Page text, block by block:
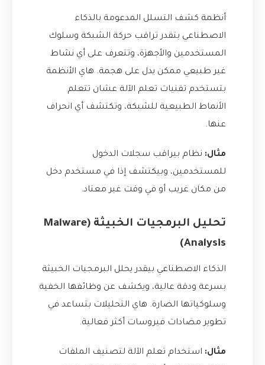
أنظمة كشف التسلل المدعومة بالذكاء
الاصطناعي بتقدر تراقب حركة الشبكة وسلوك
المستخدمين والأجهزة، وتتعرف على أي نشاط
غير طبيعي ممكن يدل على هجمة. هاي الأنظمة
بتستخدم تقنيات تعلم الآلة عشان تتعلم
الأنماط الطبيعية للشبكة، وتكتشف أي انحراف
عنها.
مثال: نظام بيراقب سجلات الدخول
للمستخدمين، وبيكتشف إذا في مستخدم دخل
من مكان غريب أو في وقت غير معتاد.
تحليل البرمجيات الخبيثة (Malware
Analysis)
الذكاء الاصطناعي بيقدر يحلل البرمجيات الخبيثة
بسرعة ودقة عالية، ويكشف عن وظائفها الخفية
وسلوكياتها الضارة. هاي التحليلات بتساعد في
تطوير مضادات فيروسات أكثر فعالية.
مثال: استخدام تعلم الآلة لتصنيف الملفات